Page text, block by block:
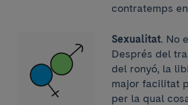
contratemps
Sexualitat. No
Després del
del ronyó, la
major facilitat
per la qual